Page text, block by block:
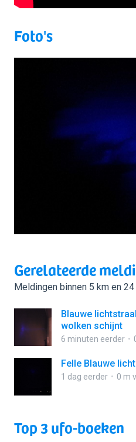
Foto's
Gerelateerde
Meldingen binnen 5 km en
Blauwe
wolken schijnt
6 minuten eerder
Felle Blauwe
1 dag eerder 0 m
Top 3 ufo-boeken